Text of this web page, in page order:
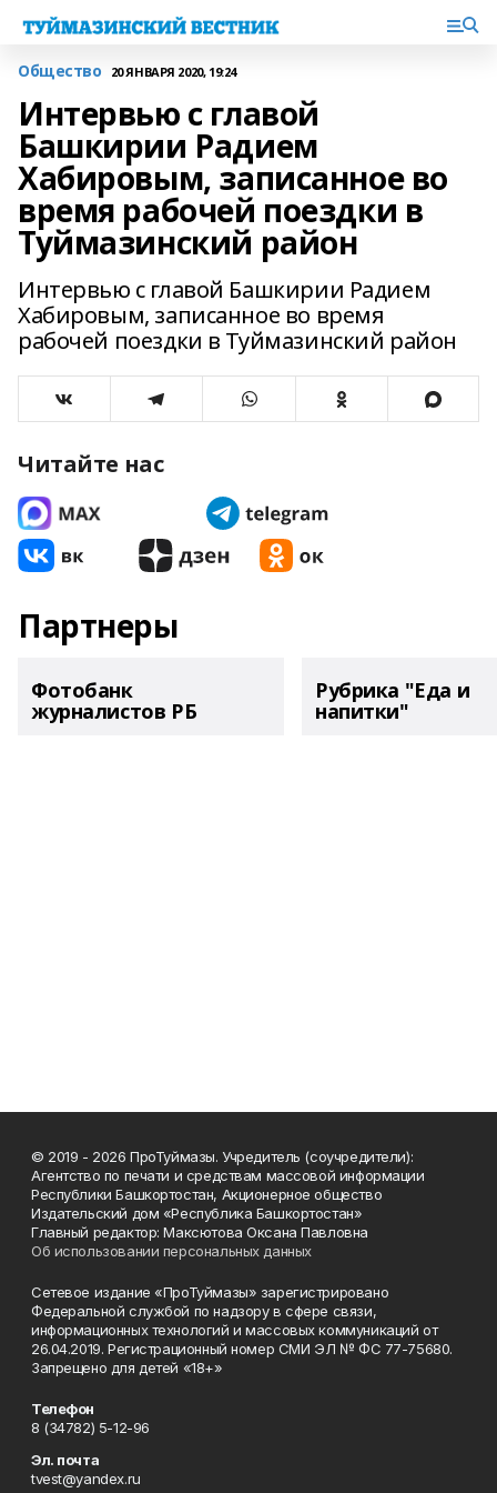
Общество 20 ЯНВАРЯ 2020, 19:24
Интервью с главой
Башкирии Радием
Хабировым, записанное во
время рабочей поездки в
Туймазинский район
Интервью с главой Башкирии Радием
Хабировым, записанное во время
рабочей поездки в Туймазинский район
Читайте нас
Партнеры
Фотобанк
журналистов РБ
Рубрика "Еда и
напитки"
© 2019 - 2026 ПроТуймазы. Учредитель (соучредители):
Агентство по печати и средствам массовой информации
Республики Башкортостан, Акционерное общество
Издательский дом «Республика Башкортостан»
Главный редактор: Максютова Оксана Павловна
Об использовании персональных данных
Сетевое издание «ПроТуймазы» зарегистрировано
Федеральной службой по надзору в сфере связи,
информационных технологий и массовых коммуникаций от
26.04.2019. Регистрационный номер СМИ ЭЛ № ФС 77-75680.
Запрещено для детей «18+»
Телефон
8 (34782) 5-12-96
Эл. почта
tvest@yandex.ru